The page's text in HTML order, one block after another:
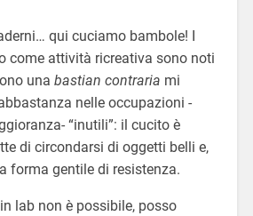
qui cuciamo bambole! I
come attività ricreativa sono noti
una bastian contraria mi
nelle occupazioni -
“inutili”: il cucito è
di circondarsi di oggetti belli e,
forma gentile di resistenza.
lab non è possibile, posso